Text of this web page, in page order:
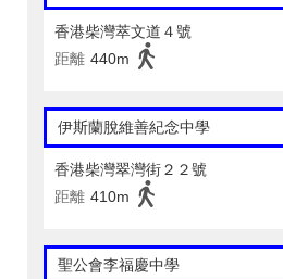
香港柴灣萃文道４號
距離 440m
伊斯蘭脫維善紀念中學
香港柴灣翠灣街２２號
距離 410m
聖公會李福慶中學